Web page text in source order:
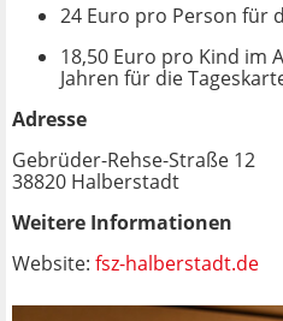
24 Euro pro Person für
18,50 Euro pro Kind im
Jahren für die
Adresse
Gebrüder-Rehse-Straße 12
38820 Halberstadt
Weitere Informationen
Website: fsz-halberstadt.de